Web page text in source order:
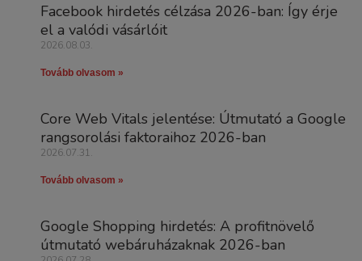
Facebook hirdetés célzása 2026-ban: Így érje
el a valódi vásárlóit
2026.08.03.
Tovább olvasom »
Core Web Vitals jelentése: Útmutató a Google
rangsorolási faktoraihoz 2026-ban
2026.07.31.
Tovább olvasom »
Google Shopping hirdetés: A profitnövelő
útmutató webáruházaknak 2026-ban